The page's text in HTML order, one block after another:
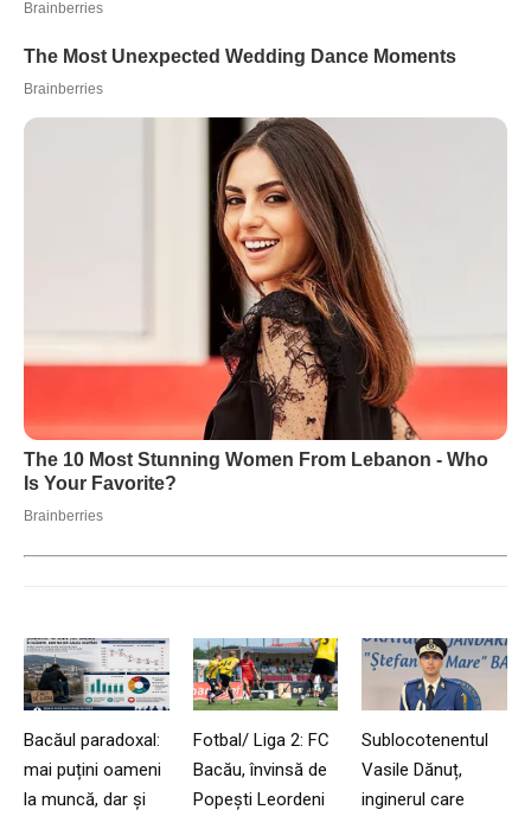
Bacăul paradoxal:
mai puțini oameni
la muncă, dar și
Fotbal/ Liga 2: FC
Bacău, învinsă de
Popești Leordeni
Sublocotenentul
Vasile Dănuț,
inginerul care